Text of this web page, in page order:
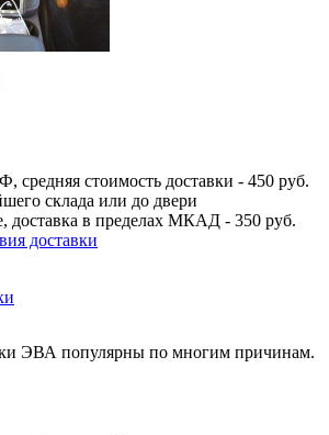
средняя стоимость доставки - 450 руб.
склада или до двери
доставка в пределах МКАД - 350 руб.
доставки
ЭВА популярны по многим причинам.